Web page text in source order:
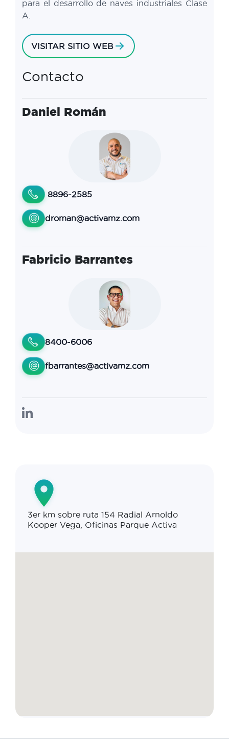
para el desarrollo de naves industriales Clase
A.
VISITAR SITIO WEB
Contacto
Daniel Román
8896-2585
droman@activamz.com
Fabricio Barrantes
8400-6006
fbarrantes@activamz.com
3er km sobre ruta 154 Radial Arnoldo
Kooper Vega, Oficinas Parque Activa